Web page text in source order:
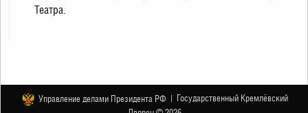
Театра.
Управление делами Президента РФ | Государственный Кремлёвский